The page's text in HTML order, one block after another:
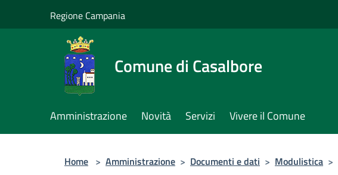
Regione Campania
Comune di Casalbore
Amministrazione Novità Servizi Vivere il Comune
Home > Amministrazione > Documenti e dati > Modulistica >